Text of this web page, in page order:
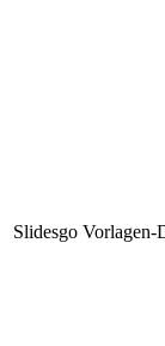
Slidesgo